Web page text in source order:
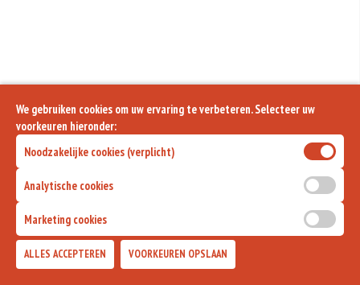
We gebruiken cookies om uw ervaring te verbeteren. Selecteer uw
voorkeuren hieronder:
Noodzakelijke cookies (verplicht)
Analytische cookies
Marketing cookies
ALLES ACCEPTEREN VOORKEUREN OPSLAAN